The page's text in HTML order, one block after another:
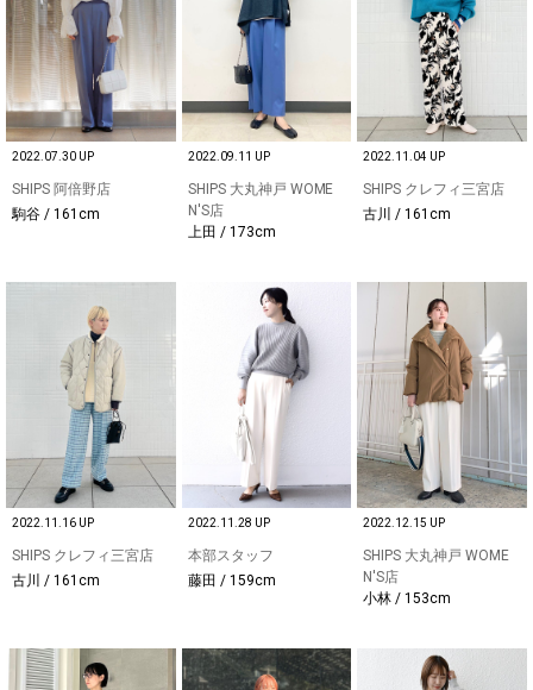
2022.07.30 UP
SHIPS 阿倍野店
駒谷 / 161cm
2022.09.11 UP
SHIPS 大丸神戸 WOME
N'S店
上田 / 173cm
2022.11.04 UP
SHIPS クレフィ三宮店
古川 / 161cm
2022.11.16 UP
SHIPS クレフィ三宮店
古川 / 161cm
2022.11.28 UP
本部スタッフ
藤田 / 159cm
2022.12.15 UP
SHIPS 大丸神戸 WOME
N'S店
小林 / 153cm